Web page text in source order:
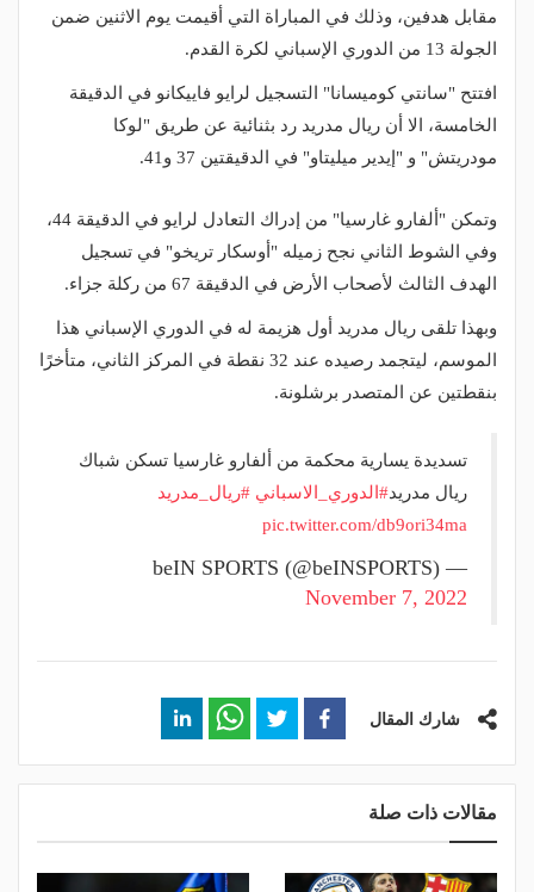
مقابل هدفين، وذلك في المباراة التي أقيمت يوم الاثنين ضمن
الجولة 13 من الدوري الإسباني لكرة القدم.
افتتح "سانتي كوميسانا" التسجيل لرايو فاييكانو في الدقيقة
الخامسة، الا أن ريال مدريد رد بثنائية عن طريق "لوكا
مودريتش" و "إيدير ميليتاو" في الدقيقتين 37 و41.
وتمكن "ألفارو غارسيا" من إدراك التعادل لرايو في الدقيقة 44،
وفي الشوط الثاني نجح زميله "أوسكار تريخو" في تسجيل
الهدف الثالث لأصحاب الأرض في الدقيقة 67 من ركلة جزاء.
وبهذا تلقى ريال مدريد أول هزيمة له في الدوري الإسباني هذا
الموسم، ليتجمد رصيده عند 32 نقطة في المركز الثاني، متأخرًا
بنقطتين عن المتصدر برشلونة.
تسديدة يسارية محكمة من ألفارو غارسيا تسكن شباك
ريال مدريد#الدوري_الاسباني #ريال_مدريد
pic.twitter.com/db9ori34ma
— beIN SPORTS (@beINSPORTS)
November 7, 2022
شارك المقال
مقالات ذات صلة